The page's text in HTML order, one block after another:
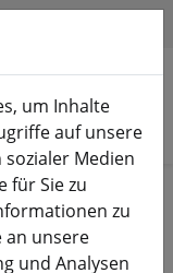
um Inhalte
auf unsere
Medien
für Sie zu
zu
an unsere
und Analysen